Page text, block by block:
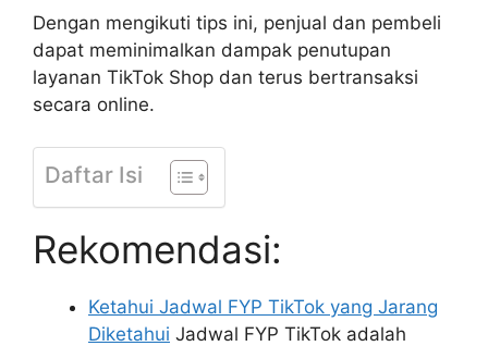
Dengan mengikuti tips ini, penjual dan pembeli
dapat meminimalkan dampak penutupan
layanan TikTok Shop dan terus bertransaksi
secara online.
Daftar Isi
Rekomendasi:
Ketahui Jadwal FYP TikTok yang Jarang
Diketahui Jadwal FYP TikTok adalah